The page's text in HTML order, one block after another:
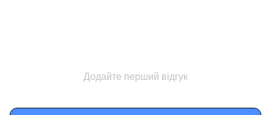
Додайте перший відгук